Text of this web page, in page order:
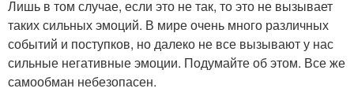
Лишь в том случае, если это не так, то это не вызывает
таких сильных эмоций. В мире очень много различных
событий и поступков, но далеко не все вызывают у нас
сильные негативные эмоции. Подумайте об этом. Все же
самообман небезопасен.